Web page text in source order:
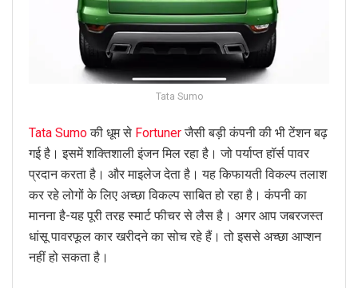
Tata Sumo
Tata Sumoकी धूम से Fortunerजैसी बड़ी कंपनी की भी टेंशन बढ़
गई है। इसमें शक्तिशाली इंजन मिल रहा है। जो पर्याप्त हॉर्स पावर
प्रदान करता है। और माइलेज देता है। यह किफायती विकल्प तलाश
कर रहे लोगों के लिए अच्छा विकल्प साबित हो रहा है। कंपनी का
मानना है-यह पूरी तरह स्मार्ट फीचर से लैस है। अगर आप जबरजस्त
धांसू पावरफूल कार खरीदने का सोच रहे हैं। तो इससे अच्छा आप्शन
नहीं हो सकता है।